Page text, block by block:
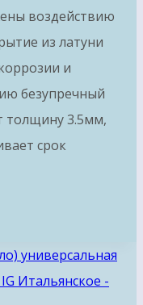
воздействию
из латуни
и
безупречный
толщину 3.5мм,
срок